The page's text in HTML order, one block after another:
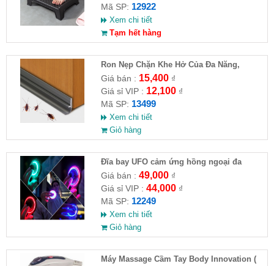
Mã SP: 12922
Xem chi tiết
Tạm hết hàng
Ron Nẹp Chặn Khe Hở Của Đa Năng,
Chống Côn Trùng( HĐ )
Giá bán : 15,400₫
Giá sỉ VIP : 12,100₫
Mã SP: 13499
Xem chi tiết
Giỏ hàng
Đĩa bay UFO cảm ứng hồng ngoại đa
chiều tự động bay về
Giá bán : 49,000₫
Giá sỉ VIP : 44,000₫
Mã SP: 12249
Xem chi tiết
Giỏ hàng
Máy Massage Cầm Tay Body Innovation (